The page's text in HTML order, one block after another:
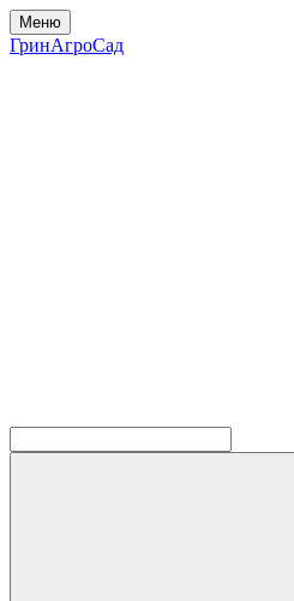
Меню
ГринАгроСад